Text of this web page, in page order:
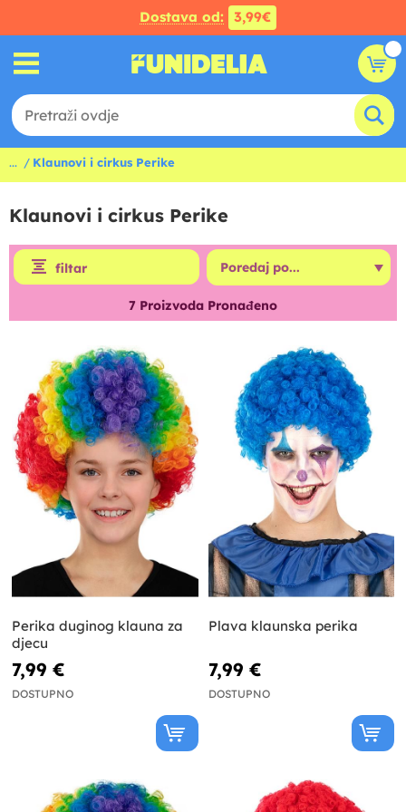
Dostava od: 3,99€
... Klaunovi i cirkus Perike
Klaunovi i cirkus Perike
filtar
7 Proizvoda Pronađeno
Perika duginog klauna za
djecu
7,99 €
DOSTUPNO
Plava klaunska perika
7,99 €
DOSTUPNO